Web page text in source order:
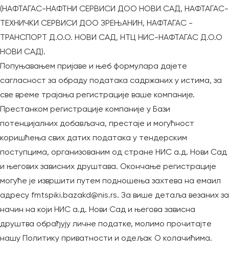
(НАФТАГАС-НАФТНИ СЕРВИСИ ДОО НОВИ САД, НАФТАГАС-
ТЕХНИЧКИ СЕРВИСИ ДОО ЗРЕЊАНИН, НАФТАГАС -
ТРАНСПОРТ Д.О.О. НОВИ САД, НТЦ НИС-НАФТАГАС Д.О.О
НОВИ САД).
Попуњавањем пријаве и њеб формулара дајете
сагласност за обраду података садржаних у истима, за
све време трајања регистрације ваше компаније.
Престанком регистрације компаније у Бази
потенцијалних добављача, престаје и могућност
коришћења свих датих података у тендерским
поступцима, организованим од стране НИС а.д. Нови Сад
и његових зависних друштава. Окончање регистрације
могуће је извршити путем подношења захтева на емаил
адресу fmtspiki.bazakd@nis.rs. За више детаља везаних за
начин на који НИС а.д. Нови Сад и његова зависна
друштва обрађују личне податке, молимо прочитајте
нашу Политику приватности и одељак О колачићима.